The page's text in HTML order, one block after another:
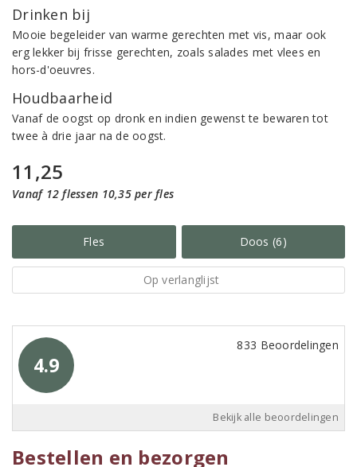
Drinken bij
Mooie begeleider van warme gerechten met vis, maar ook
erg lekker bij frisse gerechten, zoals salades met vlees en
hors-d'oeuvres.
Houdbaarheid
Vanaf de oogst op dronk en indien gewenst te bewaren tot
twee à drie jaar na de oogst.
11,25
Vanaf 12 flessen 10,35 per fles
Fles Doos (6)
Op verlanglijst
4.9
833 Beoordelingen
Bekijk alle beoordelingen
Bestellen en bezorgen